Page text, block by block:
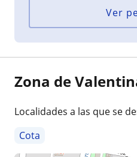
Ver
Zona de
Localidades a las que se
Cota